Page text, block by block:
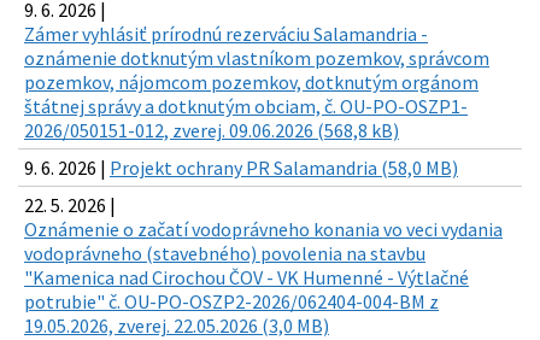
9. 6. 2026 |
Zámer vyhlásiť prírodnú rezerváciu Salamandria -
oznámenie dotknutým vlastníkom pozemkov, správcom
pozemkov, nájomcom pozemkov, dotknutým orgánom
štátnej správy a dotknutým obciam, č. OU-PO-OSZP1-
2026/050151-012, zverej. 09.06.2026 (568,8 kB)
9. 6. 2026 | Projekt ochrany PR Salamandria (58,0 MB)
22. 5. 2026 |
Oznámenie o začatí vodoprávneho konania vo veci vydania
vodoprávneho (stavebného) povolenia na stavbu
"Kamenica nad Cirochou ČOV - VK Humenné - Výtlačné
potrubie" č. OU-PO-OSZP2-2026/062404-004-BM z
19.05.2026, zverej. 22.05.2026 (3,0 MB)